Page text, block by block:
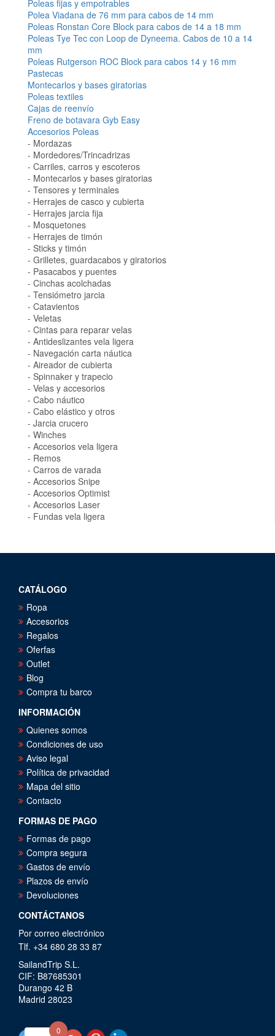
Poleas fijas y empotrables
Polea Viadana de 76 mm para cabos de 14 mm
Poleas Ronstan Core Block para cabos de 14 a 18 mm
Poleas Tye Tec con Loop de Dyneema. Cabos de 10 a 14
mm
Poleas Rutgerson ROC Block para cabos 14 y 16 mm
Pastecas
Montecarlos y bases giratorias
Poleas textiles
Cajas de reenvío
Freno de botavara Gyb Easy
Accesorios Poleas
Mordazas
Mordedores/Trincadrizas
Carriles, carros y escoteros
Montecarlos y bases giratorias
Tensores y terminales
Herrajes de casco y cubierta
Herrajes jarcia fija
Mosquetones
Herrajes de timón
Sticks y timón
Grilletes, guardacabos y giratorios
Pasacabos y puentes
Cinchas acolchadas
Tensiómetro jarcia
Catavientos
Veletas
Cintas para reparar velas
Antideslizantes vela ligera
Navegación carta náutica
Aireador de cubierta
Spinnaker y trapecio
Velas y accesorios
Cabo náutico
Cabo elástico y otros
Jarcia crucero
Winches
Accesorios vela ligera
Remos
Carros de varada
Accesorios Snipe
Accesorios Optimist
Accesorios Laser
Fundas vela ligera
CATÁLOGO
Ropa
Accesorios
Regalos
Oferfas
Outlet
Blog
Compra tu barco
INFORMACIÓN
Quienes somos
Condiciones de uso
Aviso legal
Política de privacidad
Mapa del sitio
Contacto
FORMAS DE PAGO
Formas de pago
Compra segura
Gastos de envío
Plazos de envío
Devoluciones
CONTÁCTANOS
Por correo electrónico
Tlf. +34 680 28 33 87
SailandTrip S.L.
CIF: B87685301
Durango 42 B
Madrid 28023
0